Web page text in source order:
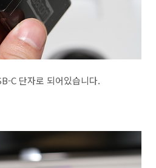
C 단자로 되어있습니다.